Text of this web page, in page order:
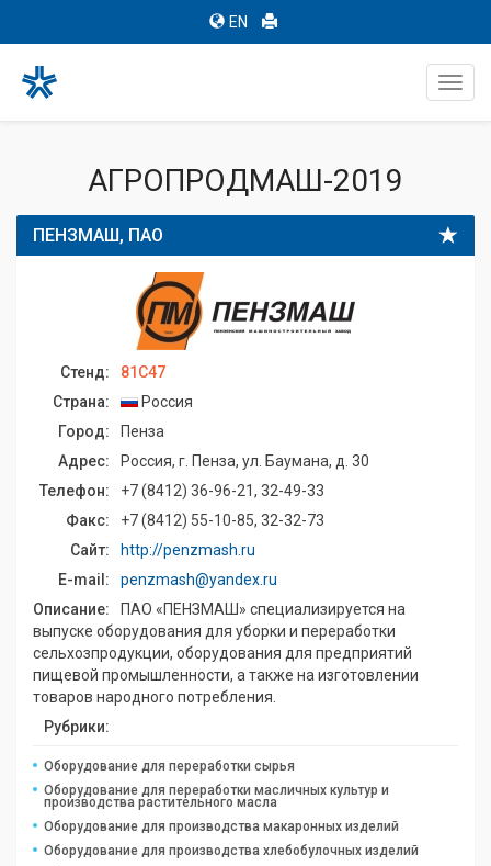
EN
АГРОПРОДМАШ-2019
ПЕНЗМАШ, ПАО
Стенд:
81C47
Страна:
Россия
Город:
Пенза
Адрес:
Россия, г. Пенза, ул. Баумана, д. 30
Телефон:
+7 (8412) 36-96-21, 32-49-33
Факс:
+7 (8412) 55-10-85, 32-32-73
Сайт:
http://penzmash.ru
E-mail:
penzmash@yandex.ru
Описание:
ПАО «ПЕНЗМАШ» специализируется на
выпуске оборудования для уборки и переработки
сельхозпродукции, оборудования для предприятий
пищевой промышленности, а также на изготовлении
товаров народного потребления.
Рубрики:
Оборудование для переработки сырья
Оборудование для переработки масличных культур и
производства растительного масла
Оборудование для производства макаронных изделий
Оборудование для производства хлебобулочных изделий